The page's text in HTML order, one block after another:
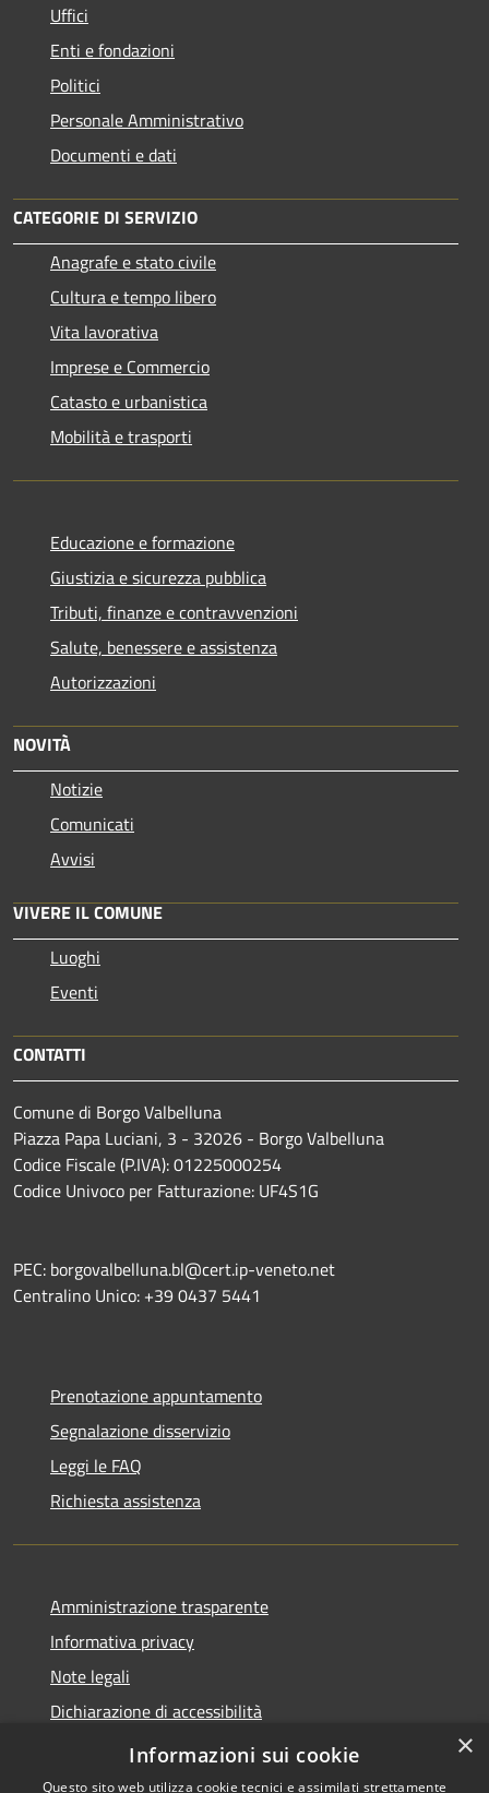
Uffici
Enti e fondazioni
Politici
Personale Amministrativo
Documenti e dati
CATEGORIE DI SERVIZIO
Anagrafe e stato civile
Cultura e tempo libero
Vita lavorativa
Imprese e Commercio
Catasto e urbanistica
Mobilità e trasporti
Educazione e formazione
Giustizia e sicurezza pubblica
Tributi, finanze e contravvenzioni
Salute, benessere e assistenza
Autorizzazioni
NOVITÀ
Notizie
Comunicati
Avvisi
VIVERE IL COMUNE
Luoghi
Eventi
CONTATTI
Comune di Borgo Valbelluna
Piazza Papa Luciani, 3 - 32026 - Borgo Valbelluna
Codice Fiscale (P.IVA): 01225000254
Codice Univoco per Fatturazione: UF4S1G
PEC: borgovalbelluna.bl@cert.ip-veneto.net
Centralino Unico: +39 0437 5441
Prenotazione appuntamento
Segnalazione disservizio
Leggi le FAQ
Richiesta assistenza
Amministrazione trasparente
Informativa privacy
Note legali
Dichiarazione di accessibilità
Piano di miglioramento dei servizi
×
Informazioni sui cookie
Questo sito web utilizza cookie tecnici e assimilati strettamente